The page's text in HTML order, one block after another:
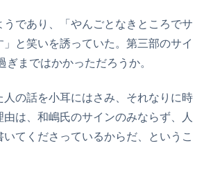
であり、「やんごとなきところでサ
と笑いを誘っていた。第三部のサイ
ぎまではかかっただろうか。
人の話を小耳にはさみ、それなりに時
は、和嶋氏のサインのみならず、人
てくださっているからだ、というこ